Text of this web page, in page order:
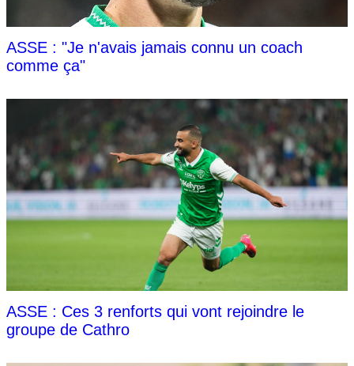
ASSE : "Je n'avais jamais connu un coach
comme ça"
ASSE : Ces 3 renforts qui vont rejoindre le
groupe de Cathro